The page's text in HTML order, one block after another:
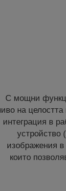
С мощни
на
интеграция в
устройство
изображения
които